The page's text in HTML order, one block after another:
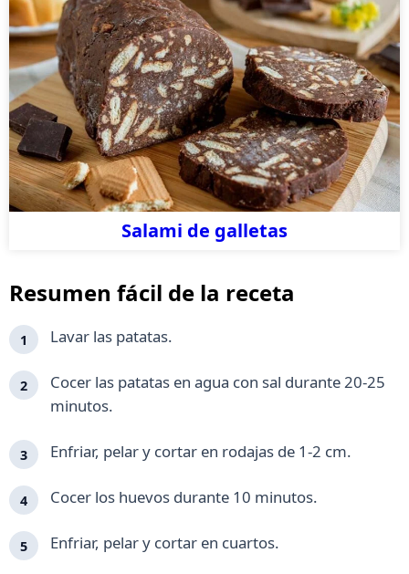
Salami de galletas
Resumen fácil de la receta
Lavar las patatas.
Cocer las patatas en agua con sal durante 20-25
minutos.
Enfriar, pelar y cortar en rodajas de 1-2 cm.
Cocer los huevos durante 10 minutos.
Enfriar, pelar y cortar en cuartos.